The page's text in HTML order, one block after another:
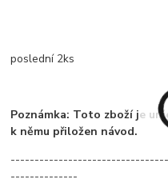
poslední 2ks
Poznámka: Toto zboží je
k němu přiložen návod.
--------------